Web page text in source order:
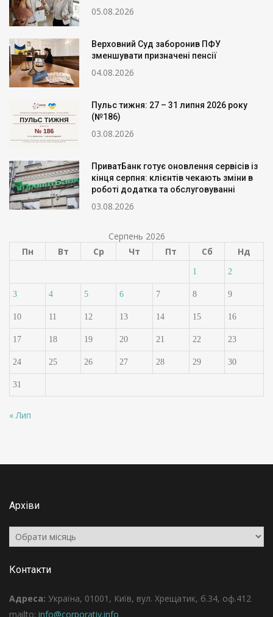
05.08.2026
Верховний Суд заборонив ПФУ
зменшувати призначені пенсії
04.08.2026
Пульс тижня: 27 – 31 липня 2026 року
(№186)
03.08.2026
ПриватБанк готує оновлення сервісів із
кінця серпня: клієнтів чекають зміни в
роботі додатка та обслуговуванні
03.08.2026
Серпень 2026
Пн
Вт Ср Чт Пт Сб Нд
1 2
3 4 5 6 7 8 9
10 11 12 13 14 15 16
17 18 19 20 21 22 23
24 25 26 27 28 29 30
31
« Лип
Архіви
Архіви
Контакти
Адреса: Україна, 01001, Київ, вул. Хрещатик, б.34, оф.412
mailto: info@corporativ.info